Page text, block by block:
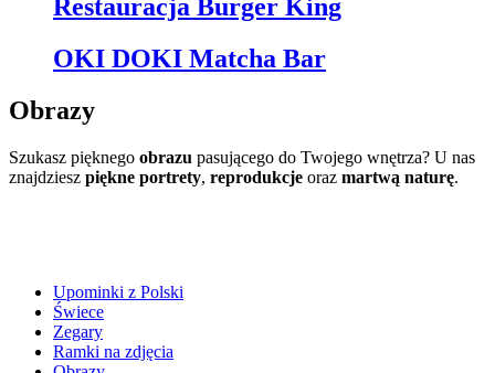
Restauracja Burger King
OKI DOKI Matcha Bar
Obrazy
Szukasz pięknego obrazu pasującego do Twojego wnętrza? U nas
znajdziesz piękne portrety, reprodukcje oraz martwą naturę.
Upominki z Polski
Świece
Zegary
Ramki na zdjęcia